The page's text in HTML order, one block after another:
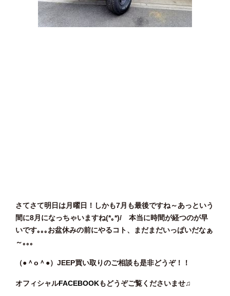
さてさて明日は月曜日！しかも7月も最後ですね～あっという
間に8月になっちゃいますね(*｡*)/ 本当に時間が経つのが早
いです｡｡｡お盆休みの前にやるコト、まだまだいっぱいだなぁ
～｡｡｡
（●＾o ＾●）JEEP買い取りのご相談も是非どうぞ！！
オフィシャルFACEBOOKもどうぞご覧くださいませ♫